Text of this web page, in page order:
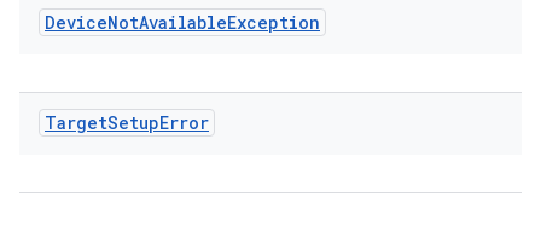
DeviceNotAvailableException
TargetSetupError